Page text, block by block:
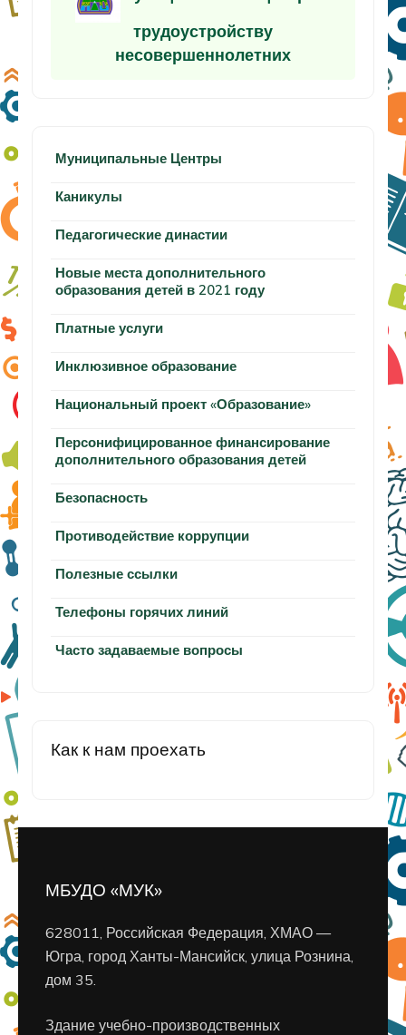
трудоустройству
несовершеннолетних
Муниципальные Центры
Каникулы
Педагогические династии
Новые места дополнительного
образования детей в 2021 году
Платные услуги
Инклюзивное образование
Национальный проект «Образование»
Персонифицированное финансирование
дополнительного образования детей
Безопасность
Противодействие коррупции
Полезные ссылки
Телефоны горячих линий
Часто задаваемые вопросы
Как к нам проехать
МБУДО «МУК»
628011, Российская Федерация, ХМАО —
Югра, город Ханты-Мансийск, улица Рознина,
дом 35.
Здание учебно-производственных